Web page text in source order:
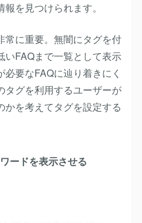
を見つけられます。
常に重要。無闇にタグを付
いFAQまで一覧として表示
要なFAQに辿り着きにく
タグを利用するユーザーが
かを考えてタグを設定する
ードを表示させる